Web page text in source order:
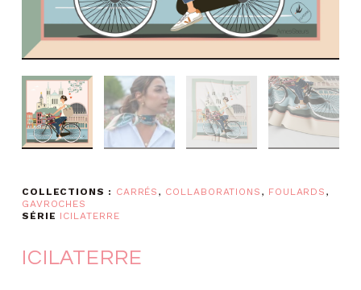
COLLECTIONS : CARRÉS , COLLABORATIONS , FOULARDS ,
GAVROCHES
SÉRIE ICILATERRE
ICILATERRE